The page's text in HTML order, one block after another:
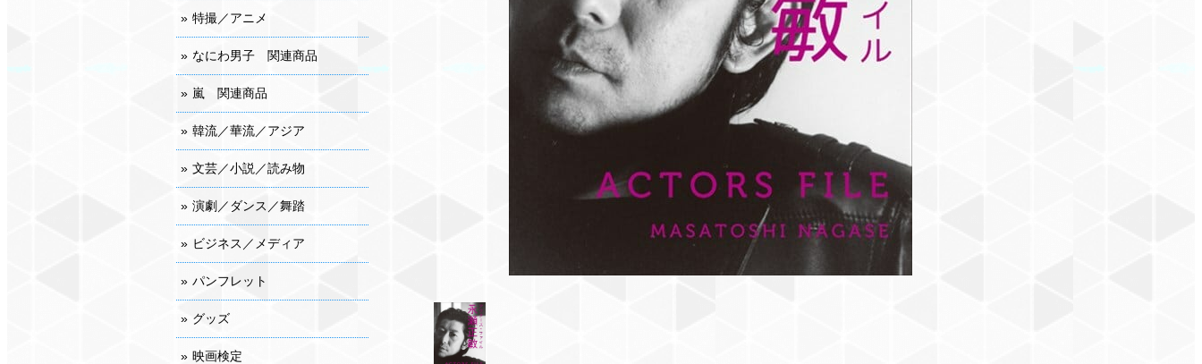
特撮／アニメ
なにわ男子 関連商品
嵐 関連商品
韓流／華流／アジア
文芸／小説／読み物
演劇／ダンス／舞踏
ビジネス／メディア
パンフレット
グッズ
映画検定